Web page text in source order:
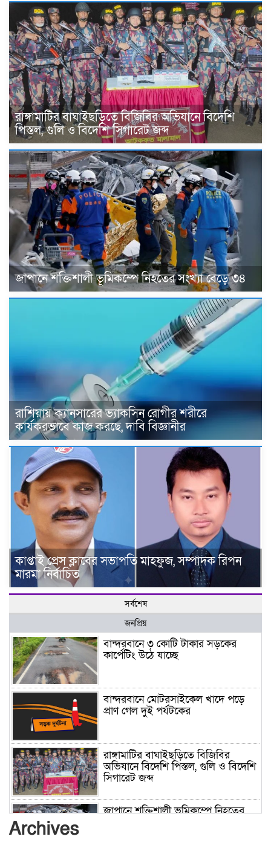
রাঙ্গামাটির বাঘাইছড়িতে বিজিবির অভিযানে বিদেশি
পিস্তল, গুলি ও বিদেশি সিগারেট জব্দ
জাপানে শক্তিশালী ভূমিকম্পে নিহতের সংখ্যা বেড়ে ৩৪
রাশিয়ায় ক্যানসারের ভ্যাকসিন রোগীর শরীরে
কার্যকরভাবে কাজ করছে, দাবি বিজ্ঞানীর
কাপ্তাই প্রেস ক্লাবের সভাপতি মাহফুজ, সম্পাদক রিপন
মারমা নির্বাচিত
সর্বশেষ
জনপ্রিয়
বান্দরবানে ৩ কোটি টাকার সড়কের
কার্পেটিং উঠে যাচ্ছে
বান্দরবানে মোটরসাইকেল খাদে পড়ে
প্রাণ গেল দুই পর্যটকের
রাঙ্গামাটির বাঘাইছড়িতে বিজিবির
অভিযানে বিদেশি পিস্তল, গুলি ও বিদেশি
সিগারেট জব্দ
জাপানে শক্তিশালী ভূমিকম্পে নিহতের
Archives